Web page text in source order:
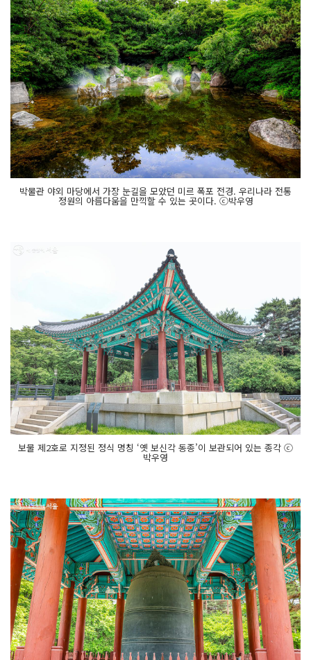
박물관 야외 마당에서 가장 눈길을 모았던 미르 폭포 전경. 우리나라 전통
정원의 아름다움을 만끽할 수 있는 곳이다. ⓒ박우영
보물 제2호로 지정된 정식 명칭 ‘옛 보신각 동종’이 보관되어 있는 종각 ⓒ
박우영